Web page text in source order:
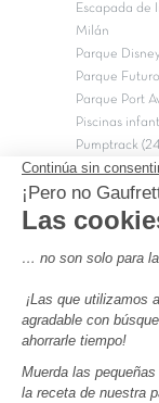
Escapada de
Milán
Parque
Parque
Parque Port
Piscinas
Pumptrack
Puy du Fou (2)
Roma
Semana Santa
Campings de
Los camping
Camping
Camping
Camping
Camping